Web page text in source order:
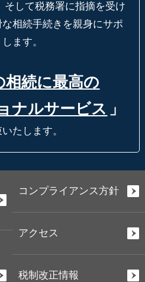
そして税務署に指摘を受け
な相続手続きを親身にサポ
ます。
相続に最高の
ナルサービス 」
たします。
コンプライアンス方針
アクセス
税制改正情報